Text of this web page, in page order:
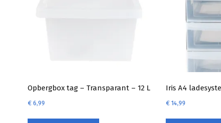
Opbergbox tag – Transparant – 12 L
€ 6,99
Iris A4
€14,99